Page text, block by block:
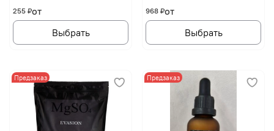
от
255 ₽
Выбрать
от
968 ₽
Выбрать
Предзаказ Предзаказ